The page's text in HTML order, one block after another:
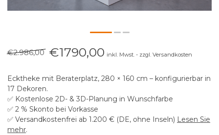
€2.986,00 €1790,00 inkl. Mwst. - zzgl. Versandkosten
Ecktheke mit Beraterplatz, 280 × 160 cm – konfigurierbar in
17 Dekoren.
✅ Kostenlose 2D- & 3D-Planung in Wunschfarbe
✅ 2 % Skonto bei Vorkasse
✅ Versandkostenfrei ab 1.200 € (DE, ohne Inseln) Lesen Sie
mehr.